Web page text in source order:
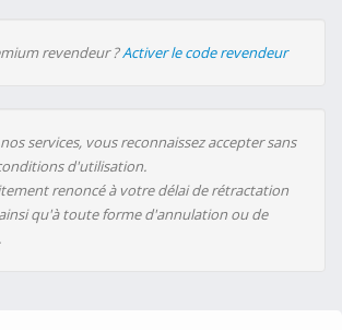
revendeur ?Activer le code revendeur
services, vous reconnaissez accepter sans
d'utilisation.
renoncé à votre délai de rétractation
qu'à toute forme d'annulation ou de